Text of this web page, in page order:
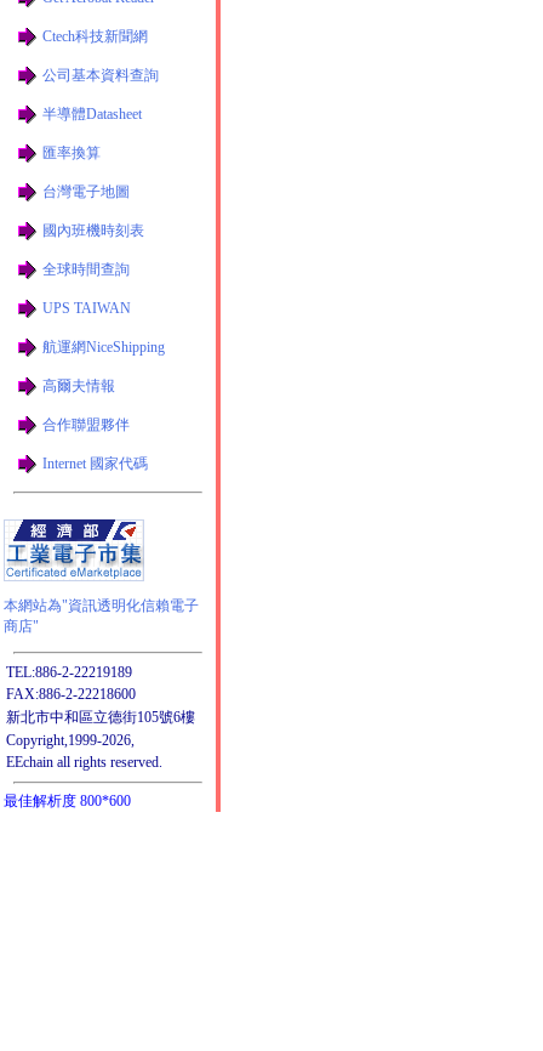
Ctech科技新聞網
公司基本資料查詢
半導體Datasheet
匯率換算
台灣電子地圖
國內班機時刻表
全球時間查詢
UPS TAIWAN
航運網NiceShipping
高爾夫情報
合作聯盟夥伴
Internet 國家代碼
本網站為"資訊透明化信賴電子
商店"
TEL:886-2-22219189
FAX:886-2-22218600
新北市中和區立德街105號6樓
Copyright,1999-2026,
EEchain all rights reserved.
最佳解析度 800*600